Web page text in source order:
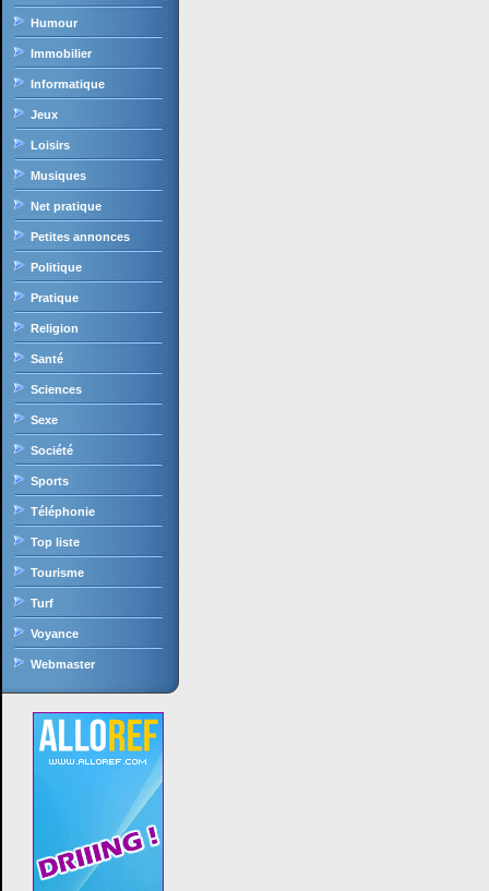
Humour
Immobilier
Informatique
Jeux
Loisirs
Musiques
Net pratique
Petites annonces
Politique
Pratique
Religion
Santé
Sciences
Sexe
Société
Sports
Téléphonie
Top liste
Tourisme
Turf
Voyance
Webmaster